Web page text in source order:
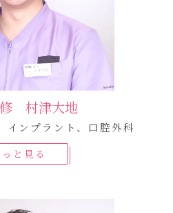
村津大地
インプラント、口腔外科
っと見る